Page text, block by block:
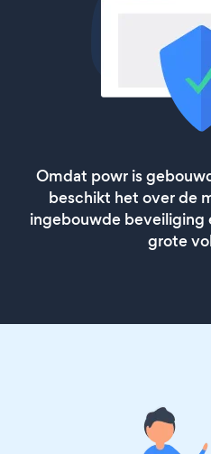
Omdat powr is
beschikt het over de
ingebouwde beveiliging
grote